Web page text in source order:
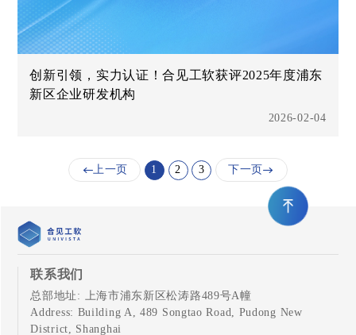
创新引领，实力认证！合见工软获评2025年度浦东
新区企业研发机构
2026-02-04
上一页 1 2 3 下一页
联系我们
总部地址: 上海市浦东新区松涛路489号A幢
Address: Building A, 489 Songtao Road, Pudong New
District, Shanghai